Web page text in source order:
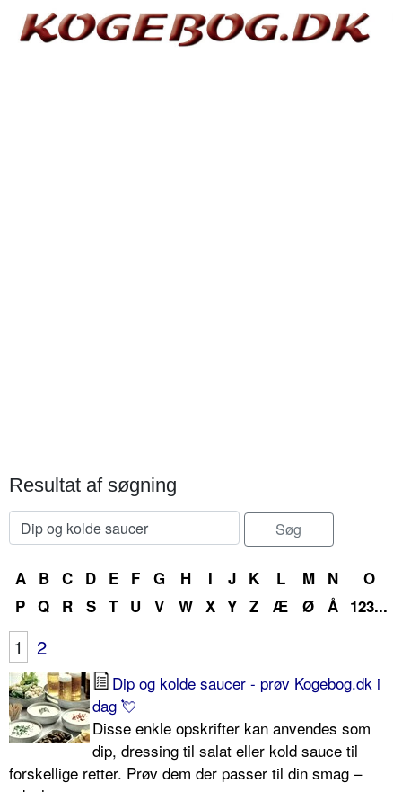
Resultat af søgning
A B C D E F G H I J K L M N
O
P Q R S T U V W X Y Z Æ Ø Å 123...
1 2
Dip og kolde saucer - prøv Kogebog.dk i
dag 💘
Disse enkle opskrifter kan anvendes som
dip, dressing til salat eller kold sauce til
forskellige retter. Prøv dem der passer til din smag –